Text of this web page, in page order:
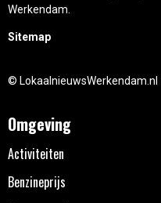
Werkendam.
Sitemap
© LokaalnieuwsWerkendam.nl
Omgeving
Activiteiten
Benzineprijs